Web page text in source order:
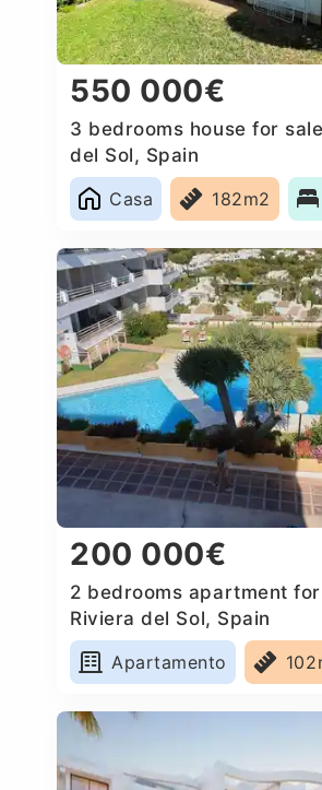
550 000€
3 bedrooms house for
del Sol, Spain
Casa
182m2
200 000€
2 bedrooms apartment
Riviera del Sol, Spain
Apartamento